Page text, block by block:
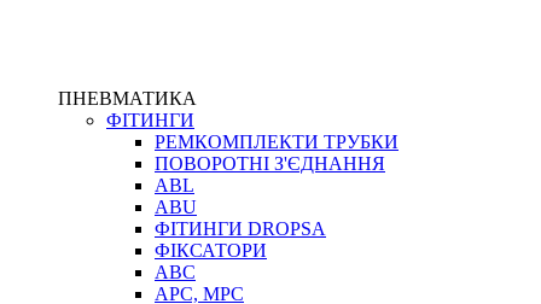
ПНЕВМАТИКА
ФІТИНГИ
РЕМКОМПЛЕКТИ ТРУБКИ
ПОВОРОТНІ З'ЄДНАННЯ
ABL
ABU
ФІТИНГИ DROPSA
ФІКСАТОРИ
ABC
APC, MPC